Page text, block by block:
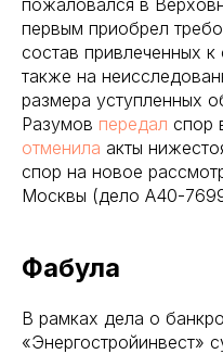
пожаловался в
первым приобрел
состав привлеченных к
также на
размера уступленных
Разумов передал спор
отменила акты
спор на новое
Москвы (дело А40-
Фабула
В рамках дела о
«Энергостройинвест»